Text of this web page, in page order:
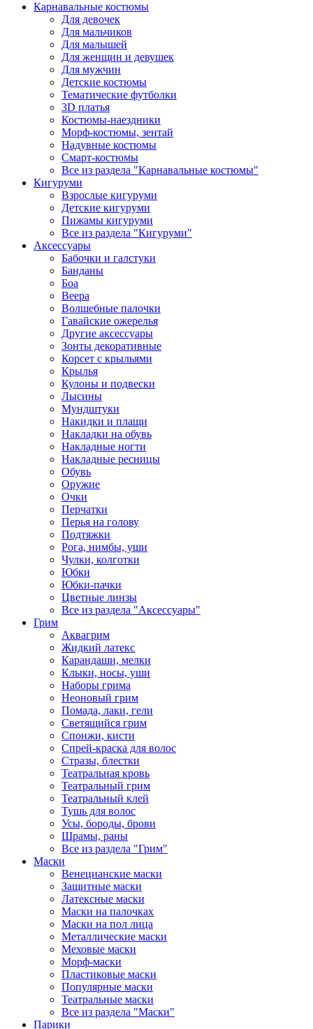
Карнавальные костюмы
Для девочек
Для мальчиков
Для малышей
Для женщин и девушек
Для мужчин
Детские костюмы
Тематические футболки
3D платья
Костюмы-наездники
Морф-костюмы, зентай
Надувные костюмы
Смарт-костюмы
Все из раздела "Карнавальные костюмы"
Кигуруми
Взрослые кигуруми
Детские кигуруми
Пижамы кигуруми
Все из раздела "Кигуруми"
Аксессуары
Бабочки и галстуки
Банданы
Боа
Веера
Волшебные палочки
Гавайские ожерелья
Другие аксессуары
Зонты декоративные
Корсет с крыльями
Крылья
Кулоны и подвески
Лысины
Мундштуки
Накидки и плащи
Накладки на обувь
Накладные ногти
Накладные ресницы
Обувь
Оружие
Очки
Перчатки
Перья на голову
Подтяжки
Рога, нимбы, уши
Чулки, колготки
Юбки
Юбки-пачки
Цветные линзы
Все из раздела "Аксессуары"
Грим
Аквагрим
Жидкий латекс
Карандаши, мелки
Клыки, носы, уши
Наборы грима
Неоновый грим
Помада, лаки, гели
Светящийся грим
Спонжи, кисти
Спрей-краска для волос
Стразы, блестки
Театральная кровь
Театральный грим
Театральный клей
Тушь для волос
Усы, бороды, брови
Шрамы, раны
Все из раздела "Грим"
Маски
Венецианские маски
Защитные маски
Латексные маски
Маски на палочках
Маски на пол лица
Металлические маски
Меховые маски
Морф-маски
Пластиковые маски
Популярные маски
Театральные маски
Все из раздела "Маски"
Парики